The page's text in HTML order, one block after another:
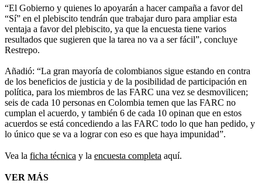
“El Gobierno y quienes lo apoyarán a hacer campaña a favor del
“Sí” en el plebiscito tendrán que trabajar duro para ampliar esta
ventaja a favor del plebiscito, ya que la encuesta tiene varios
resultados que sugieren que la tarea no va a ser fácil”, concluye
Restrepo.
Añadió: “La gran mayoría de colombianos sigue estando en contra
de los beneficios de justicia y de la posibilidad de participación en
política, para los miembros de las FARC una vez se desmovilicen;
seis de cada 10 personas en Colombia temen que las FARC no
cumplan el acuerdo, y también 6 de cada 10 opinan que en estos
acuerdos se está concediendo a las FARC todo lo que han pedido, y
lo único que se va a lograr con eso es que haya impunidad”.
Vea la ficha técnica y la encuesta completa aquí.
VER MÁS